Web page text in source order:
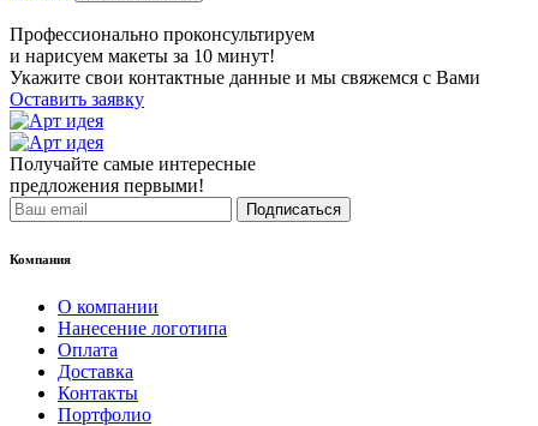
Профессионально проконсультируем
и нарисуем макеты за 10 минут!
Укажите свои контактные данные и мы свяжемся с Вами
Оставить заявку
Получайте самые интересные
предложения первыми!
Подписаться
Компания
О компании
Нанесение логотипа
Оплата
Доставка
Контакты
Портфолио